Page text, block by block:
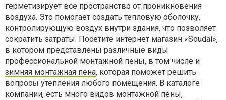
герметизирует все пространство от проникновения
воздуха. Это помогает создать тепловую оболочку,
контролирующую воздух внутри здания, что позволяет
сократить затраты. Посетите интернет магазин «Soudal»,
в котором представлены различные виды
профессиональной монтажной пены, в том числе и
зимняя монтажная пена, которая поможет решить
вопросы утепления любого помещения. В каталоге
компании, есть много видов монтажной пены,